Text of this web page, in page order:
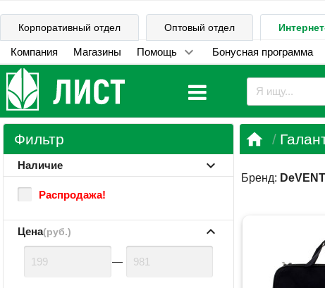
Корпоративный отдел Оптовый отдел
Компания Магазины Помощь Бонусная программа
Фильтр
Наличие
Распродажа!
Цена(руб.)
—

Бренд: